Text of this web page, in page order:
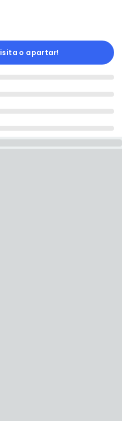
o apartar!